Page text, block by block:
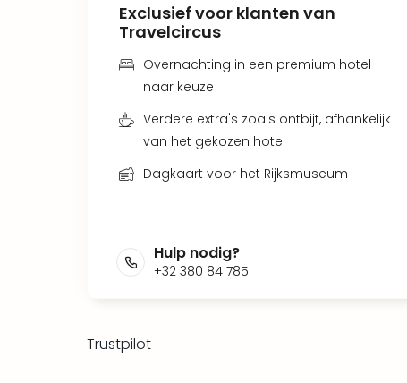
Exclusief voor klanten van
Travelcircus
Overnachting in een premium hotel
naar keuze
Verdere extra's zoals ontbijt, afhankelijk
van het gekozen hotel
Dagkaart voor het Rijksmuseum
Hulp nodig?
+32 380 84 785
Trustpilot